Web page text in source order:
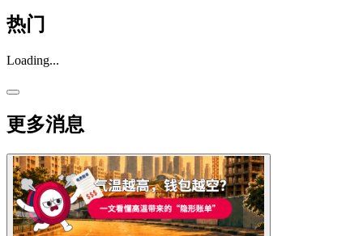
热门
Loading...
更多消息